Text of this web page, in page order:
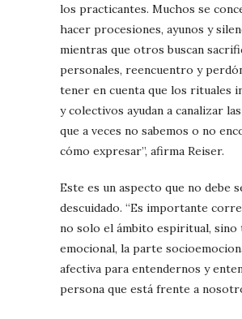
los practicantes. Muchos se
hacer procesiones, ayunos y
mientras que otros buscan
personales, reencuentro y
tener en cuenta que los rituales
y colectivos ayudan a canalizar
que a veces no sabemos o no
cómo expresar”, afirma Reiser.
Este es un aspecto que no debe
descuidado. “Es importante
no solo el ámbito espiritual, sino
emocional, la parte
afectiva para entendernos y
persona que está frente a